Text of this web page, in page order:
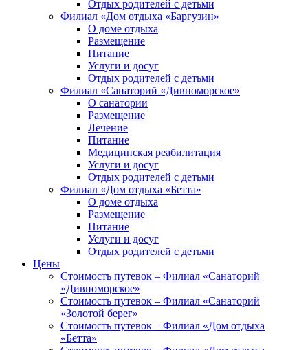
Отдых родителей с детьми
Филиал «Дом отдыха «Баргузин»
О доме отдыха
Размещение
Питание
Услуги и досуг
Отдых родителей с детьми
Филиал «Санаторий «Дивноморское»
О санатории
Размещение
Лечение
Питание
Медицинская реабилитация
Услуги и досуг
Отдых родителей с детьми
Филиал «Дом отдыха «Бетта»
О доме отдыха
Размещение
Питание
Услуги и досуг
Отдых родителей с детьми
Цены
Стоимость путевок – Филиал «Санаторий
«Дивноморское»
Стоимость путевок – Филиал «Санаторий
«Золотой берег»
Стоимость путевок – Филиал «Дом отдыха
«Бетта»